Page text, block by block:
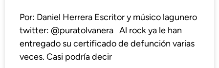
Por: Daniel Herrera Escritor y músico lagunero
twitter: @puratolvanera Al rock ya le han
entregado su certificado de defunción varias
veces. Casi podría decir